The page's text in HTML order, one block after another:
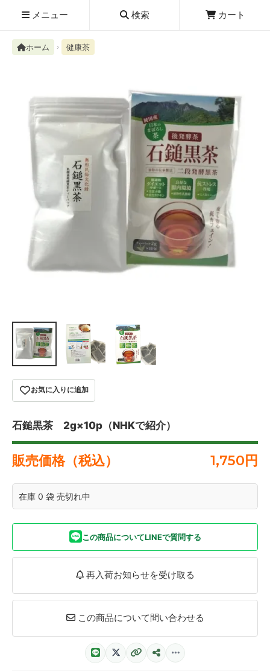
メニュー 検索 カート
検索履歴
絮ユ⑳�������障����
新規取扱商品 お知らせ レビューを読む
ホーム 健康茶
お気に入りに追加
石鎚黒茶 2g×10p（NHKで紹介）
販売価格（税込） 1,750円
在庫 0 袋 売切れ中
この商品についてLINEで質問する
再入荷お知らせを受け取る
この商品について問い合わせる